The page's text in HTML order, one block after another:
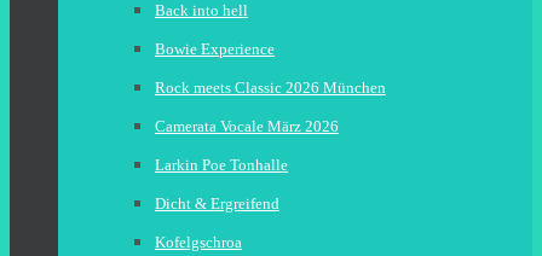
Back into hell
Bowie Experience
Rock meets Classic 2026 München
Camerata Vocale März 2026
Larkin Poe Tonhalle
Dicht & Ergreifend
Kofelgschroa